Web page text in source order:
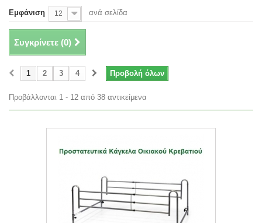
Εμφάνιση 12 ανά σελίδα
Συγκρίνετε (0)
Προβολή όλων
1 2 3 4
Προβάλλονται 1 - 12 από 38 αντικείμενα